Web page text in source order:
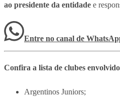
ao presidente da entidade e
Entre no canal de
Confira a lista de clubes
Argentinos Juniors;